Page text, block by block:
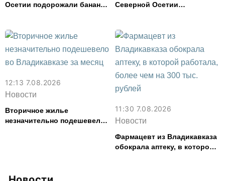
Осетии подорожали бананы
картофель
Северной Осетии
смыслов»
12:13 7.08.2026
Новости
Вторичное жилье
незначительно подешевело
11:30 7.08.2026
Новости
Фармацевт из Владикавказа
обокрала аптеку, в которой